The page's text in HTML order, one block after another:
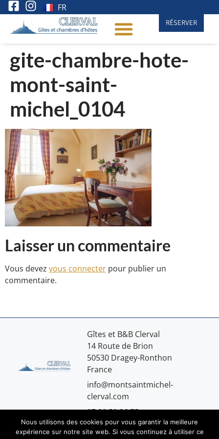
FR
RÉSERVER
gite-chambre-hote-
mont-saint-
michel_0104
Laisser un commentaire
Vous devez vous connecter pour publier un
commentaire.
Gîtes et B&B Clerval
14 Route de Brion
50530 Dragey-Ronthon
France
info@montsaintmichel-
clerval.com
07.89.59.36.75
Nous utilisons des cookies pour vous garantir la meilleure
expérience sur notre site web. Si vous continuez à utiliser ce